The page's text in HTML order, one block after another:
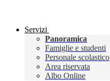
Servizi
Panoramica
Famiglie e studenti
Personale scolastico
Area riservata
Albo Online